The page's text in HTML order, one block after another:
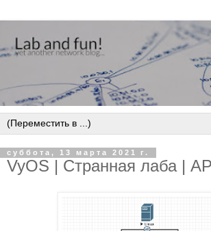
суббота, 13 марта 2021 г.
VyOS | Странная лаба |